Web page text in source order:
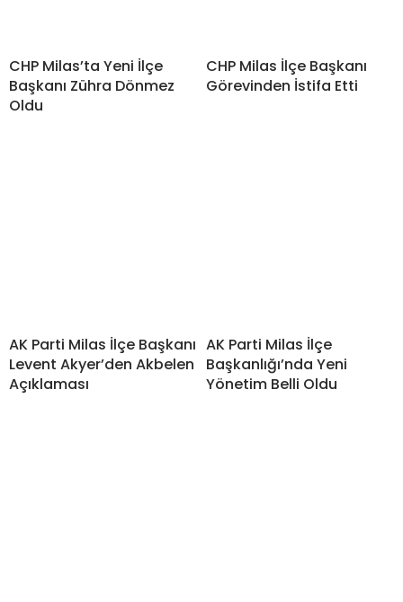
CHP Milas’ta Yeni İlçe
Başkanı Zühra Dönmez
Oldu
CHP Milas İlçe Başkanı
Görevinden İstifa Etti
AK Parti Milas İlçe Başkanı
Levent Akyer’den Akbelen
Açıklaması
AK Parti Milas İlçe
Başkanlığı’nda Yeni
Yönetim Belli Oldu